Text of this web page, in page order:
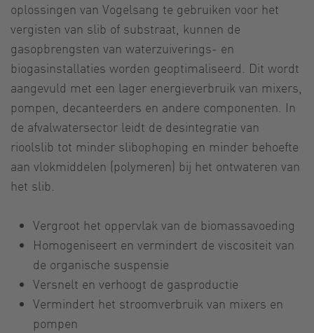
oplossingen van Vogelsang te gebruiken voor het
vergisten van slib of substraat, kunnen de
gasopbrengsten van waterzuiverings- en
biogasinstallaties worden geoptimaliseerd. Dit wordt
aangevuld met een lager energieverbruik van mixers,
pompen, decanteerders en andere componenten. In
de afvalwatersector leidt de desintegratie van
rioolslib tot minder slibophoping en minder behoefte
aan vlokmiddelen (polymeren) bij het ontwateren van
het slib.
Vergroot het oppervlak van de biomassavoeding
Homogeniseert en vermindert de viscositeit van
de organische suspensie
Versnelt en verhoogt de gasproductie
Vermindert het stroomverbruik van mixers en
pompen